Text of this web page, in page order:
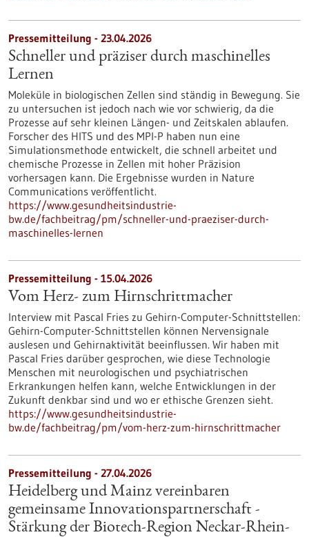
Pressemitteilung - 23.04.2026
Schneller und präziser durch maschinelles
Lernen
Moleküle in biologischen Zellen sind ständig in Bewegung. Sie
zu untersuchen ist jedoch nach wie vor schwierig, da die
Prozesse auf sehr kleinen Längen- und Zeitskalen ablaufen.
Forscher des HITS und des MPI-P haben nun eine
Simulationsmethode entwickelt, die schnell arbeitet und
chemische Prozesse in Zellen mit hoher Präzision
vorhersagen kann. Die Ergebnisse wurden in Nature
Communications veröffentlicht.
https://www.gesundheitsindustrie-
bw.de/fachbeitrag/pm/schneller-und-praeziser-durch-
maschinelles-lernen
Pressemitteilung - 15.04.2026
Vom Herz- zum Hirnschrittmacher
Interview mit Pascal Fries zu Gehirn-Computer-Schnittstellen:
Gehirn-Computer-Schnittstellen können Nervensignale
auslesen und Gehirnaktivität beeinflussen. Wir haben mit
Pascal Fries darüber gesprochen, wie diese Technologie
Menschen mit neurologischen und psychiatrischen
Erkrankungen helfen kann, welche Entwicklungen in der
Zukunft denkbar sind und wo er ethische Grenzen sieht.
https://www.gesundheitsindustrie-
bw.de/fachbeitrag/pm/vom-herz-zum-hirnschrittmacher
Pressemitteilung - 27.04.2026
Heidelberg und Mainz vereinbaren
gemeinsame Innovationspartnerschaft -
Stärkung der Biotech-Region Neckar-Rhein-